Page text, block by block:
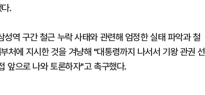
.
역 구간 철근 누락 사태와 관련해 엄정한 실태 파악과 철
처에 지시한 것을 겨냥해 "대통령까지 나서서 기왕 관권 선
앞으로 나와 토론하자"고 촉구했다.